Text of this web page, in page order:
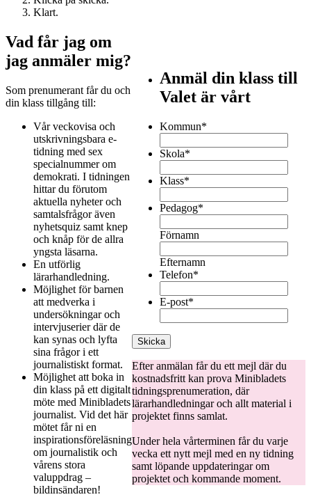
Klart.
Vad får jag om
jag anmäler mig?
Som prenumerant får du och
din klass tillgång till:
Vår veckovisa och
utskrivningsbara e-
tidning med sex
specialnummer om
demokrati. I tidningen
hittar du förutom
aktuella nyheter och
samtalsfrågor även
nyhetsquiz samt knep
och knåp för de allra
yngsta läsarna.
En utförlig
lärarhandledning.
Möjlighet för barnen
att medverka i
undersökningar och
intervjuserier där de
kan synas och lyfta
sina frågor i ett
journalistiskt format.
Möjlighet att boka in
din klass på ett digitalt
möte med Minibladets
journalist. Vid det här
mötet får ni en
inspirationsföreläsning
om journalistik och
vårens stora
valuppdrag –
bildinsändaren!
Anmäl din klass till
Valet är vårt
Kommun*
Skola*
Klass*
Pedagog*
Förnamn
Efternamn
Telefon*
E-post*
Efter anmälan får du ett mejl där du
kostnadsfritt kan prova Minibladets
tidningsprenumeration, där
lärarhandledningar och allt material i
projektet finns samlat.
Under hela vårterminen får du varje
vecka ett nytt mejl med en ny tidning
samt löpande uppdateringar om
projektet och kommande moment.